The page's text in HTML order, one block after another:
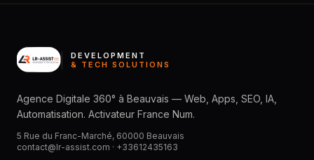
DEVELOPMENT
& TECH SOLUTIONS
Agence Digitale 360° à Beauvais — Web, Apps, SEO, IA,
Automatisation. Activateur France Num.
5 Rue du Franc-Marché, 60000 Beauvais
contact@lr-assist.com · +33612435163